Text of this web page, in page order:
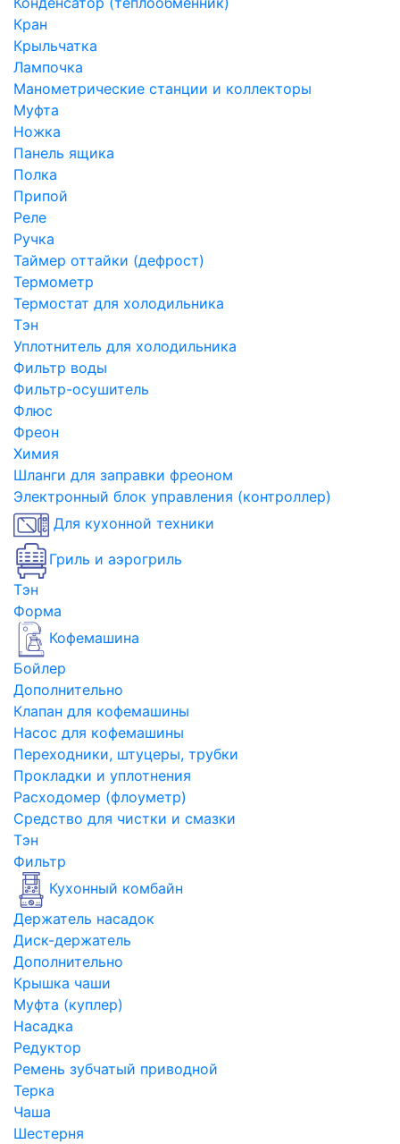
Кран
Крыльчатка
Лампочка
Манометрические станции и коллекторы
Муфта
Ножка
Панель ящика
Полка
Припой
Реле
Ручка
Таймер оттайки (дефрост)
Термометр
Термостат для холодильника
Тэн
Уплотнитель для холодильника
Фильтр воды
Фильтр-осушитель
Флюс
Фреон
Химия
Шланги для заправки фреоном
Электронный блок управления (контроллер)
Для кухонной техники
Гриль и аэрогриль
Тэн
Форма
Кофемашина
Бойлер
Дополнительно
Клапан для кофемашины
Насос для кофемашины
Переходники, штуцеры, трубки
Прокладки и уплотнения
Расходомер (флоуметр)
Средство для чистки и смазки
Тэн
Фильтр
Кухонный комбайн
Держатель насадок
Диск-держатель
Дополнительно
Крышка чаши
Муфта (куплер)
Насадка
Редуктор
Ремень зубчатый приводной
Терка
Чаша
Шестерня